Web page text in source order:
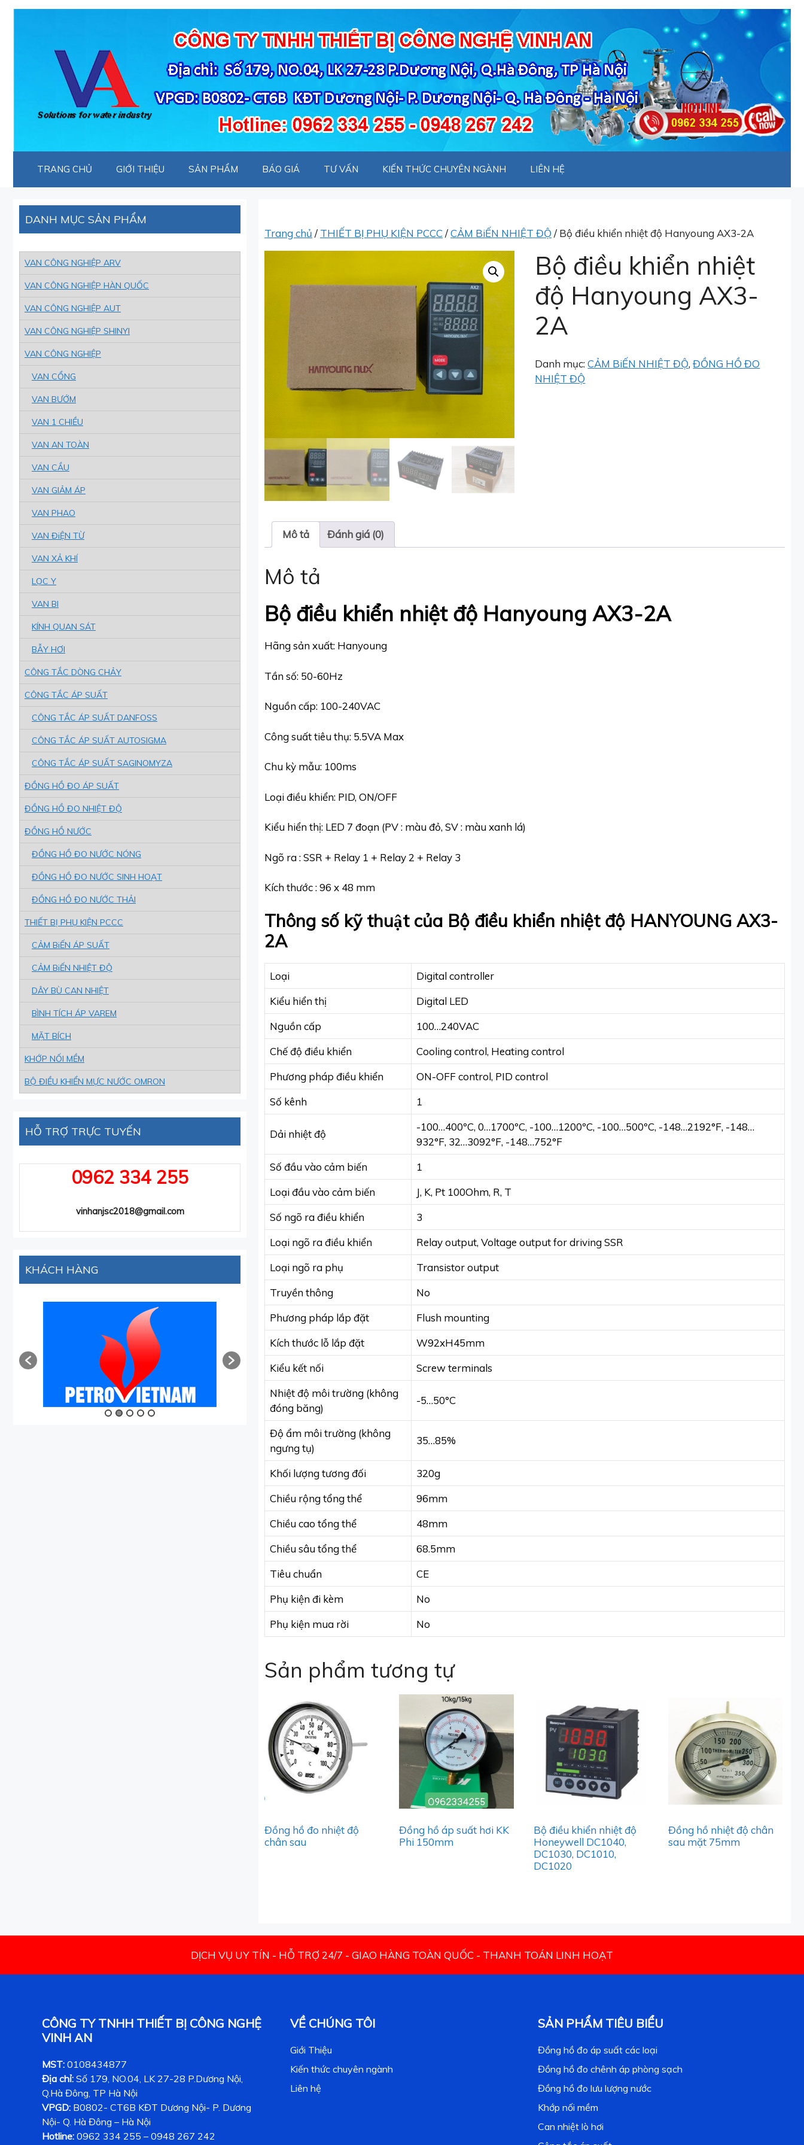
Chuyển
TRANG CHỦ GIỚI THIỆU SẢN PHẨM BÁO GIÁ TƯ VẤN KIẾN THỨC CHUYÊN NGÀNH LIÊN HỆ
Trang chủ / THIẾT BỊ PHỤ KIỆN PCCC/CẢM BiẾN NHIỆT ĐỘ / Bộ điều khiển nhiệt độ Hanyoung AX3-2A
Bộ điều khiển nhiệt
độ Hanyoung AX3-
2A
Danh mục:CẢM BiẾN NHIỆT ĐỘ,ĐỒNG HỒ ĐO
NHIỆT ĐỘ
Mô tả Đánh giá (0)
Mô tả
Bộ điều khiển nhiệt độ Hanyoung AX3-2A
Hãng sản xuất: Hanyoung
Tần số: 50-60Hz
Nguồn cấp: 100-240VAC
Công suất tiêu thụ: 5.5VA Max
Chu kỳ mẫu: 100ms
Loại điều khiển: PID, ON/OFF
Kiểu hiển thị: LED 7 đoạn (PV : màu đỏ, SV : màu xanh lá)
Ngõ ra : SSR + Relay 1 + Relay 2 + Relay 3
Kích thước : 96 x 48 mm
Thông số kỹ thuật của Bộ điều khiển nhiệt độ HANYOUNG AX3-
2A
Loại
Digital controller
Kiểu hiển thị
Digital LED
Nguồn cấp
100…240VAC
Chế độ điều khiển
Cooling control, Heating control
Phương pháp điều khiển
ON-OFF control, PID control
Số kênh
1
Dải nhiệt độ
-100…400ºC, 0…1700ºC, -100…1200ºC, -100…500ºC, -148…2192°F, -148…
932°F, 32…3092°F, -148…752°F
Số đầu vào cảm biến
1
Loại đầu vào cảm biến
J, K, Pt 100Ohm, R, T
Số ngõ ra điều khiển
3
Loại ngõ ra điều khiển
Relay output, Voltage output for driving SSR
Loại ngõ ra phụ
Transistor output
Truyền thông
No
Phương pháp lắp đặt
Flush mounting
Kích thước lỗ lắp đặt
W92xH45mm
Kiểu kết nối
Screw terminals
Nhiệt độ môi trường (không
đóng băng)
-5…50°C
Độ ẩm môi trường (không
ngưng tụ)
35…85%
Khối lượng tương đối
320g
Chiều rộng tổng thể
96mm
Chiều cao tổng thể
48mm
Chiều sâu tổng thể
68.5mm
Tiêu chuẩn
CE
Phụ kiện đi kèm
No
Phụ kiện mua rời
No
Sản phẩm tương tự
Đồng hồ đo nhiệt độ
chân sau
Đồng hồ áp suất hơi KK
Phi 150mm
Bộ điều khiển nhiệt độ
Honeywell DC1040,
DC1030, DC1010,
DC1020
Đồng hồ nhiệt độ chân
sau mặt 75mm
DANH MỤC SẢN PHẨM
VAN CÔNG NGHIỆP ARV
VAN CÔNG NGHIỆP HÀN QUỐC
VAN CÔNG NGHIỆP AUT
VAN CÔNG NGHIỆP SHINYI
VAN CÔNG NGHIỆP
VAN CỔNG
VAN BƯỚM
VAN 1 CHIỀU
VAN AN TOÀN
VAN CẦU
VAN GIẢM ÁP
VAN PHAO
VAN ĐiỆN TỪ
VAN XẢ KHÍ
LỌC Y
VAN BI
KÍNH QUAN SÁT
BẪY HƠI
CÔNG TẮC DÒNG CHẢY
CÔNG TẮC ÁP SUẤT
CÔNG TẮC ÁP SUẤT DANFOSS
CÔNG TẮC ÁP SUẤT AUTOSIGMA
CÔNG TẮC ÁP SUẤT SAGINOMYZA
ĐỒNG HỒ ĐO ÁP SUẤT
ĐỒNG HỒ ĐO NHIỆT ĐỘ
ĐỒNG HỒ NƯỚC
ĐỒNG HỒ ĐO NƯỚC NÓNG
ĐỒNG HỒ ĐO NƯỚC SINH HOẠT
ĐỒNG HỒ ĐO NƯỚC THẢI
THIẾT BỊ PHỤ KIỆN PCCC
CẢM BiẾN ÁP SUẤT
CẢM BiẾN NHIỆT ĐỘ
DÂY BÙ CAN NHIỆT
BÌNH TÍCH ÁP VAREM
MẶT BÍCH
KHỚP NỐI MỀM
BỘ ĐIỀU KHIỂN MỰC NƯỚC OMRON
HỖ TRỢ TRỰC TUYẾN
0962 334 255
vinhanjsc2018@gmail.com
KHÁCH HÀNG
DỊCH VỤ UY TÍN - HỖ TRỢ 24/7 - GIAO HÀNG TOÀN QUỐC - THANH TOÁN LINH HOẠT
CÔNG TY TNHH THIẾT BỊ CÔNG NGHỆ
VINH AN
MST: 0108434877
Địa chỉ: Số 179, NO.04, LK 27-28 P.Dương Nội,
Q.Hà Đông, TP Hà Nội
VPGD: B0802- CT6B KĐT Dương Nội- P. Dương
Nội- Q. Hà Đông – Hà Nội
Hotline: 0962 334 255 – 0948 267 242
VỀ CHÚNG TÔI
Giới Thiệu
Kiến thức chuyên ngành
Liên hệ
SẢN PHẨM TIÊU BIỂU
Đồng hồ đo áp suất các loại
Đồng hồ đo chênh áp phòng sạch
Đồng hồ đo lưu lượng nước
Khớp nối mềm
Can nhiệt lò hơi